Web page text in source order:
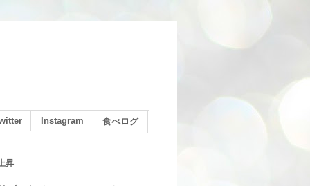
Instagram 食べログ
昇